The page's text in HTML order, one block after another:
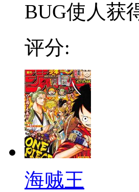
BUG使人获
评分:
海贼王